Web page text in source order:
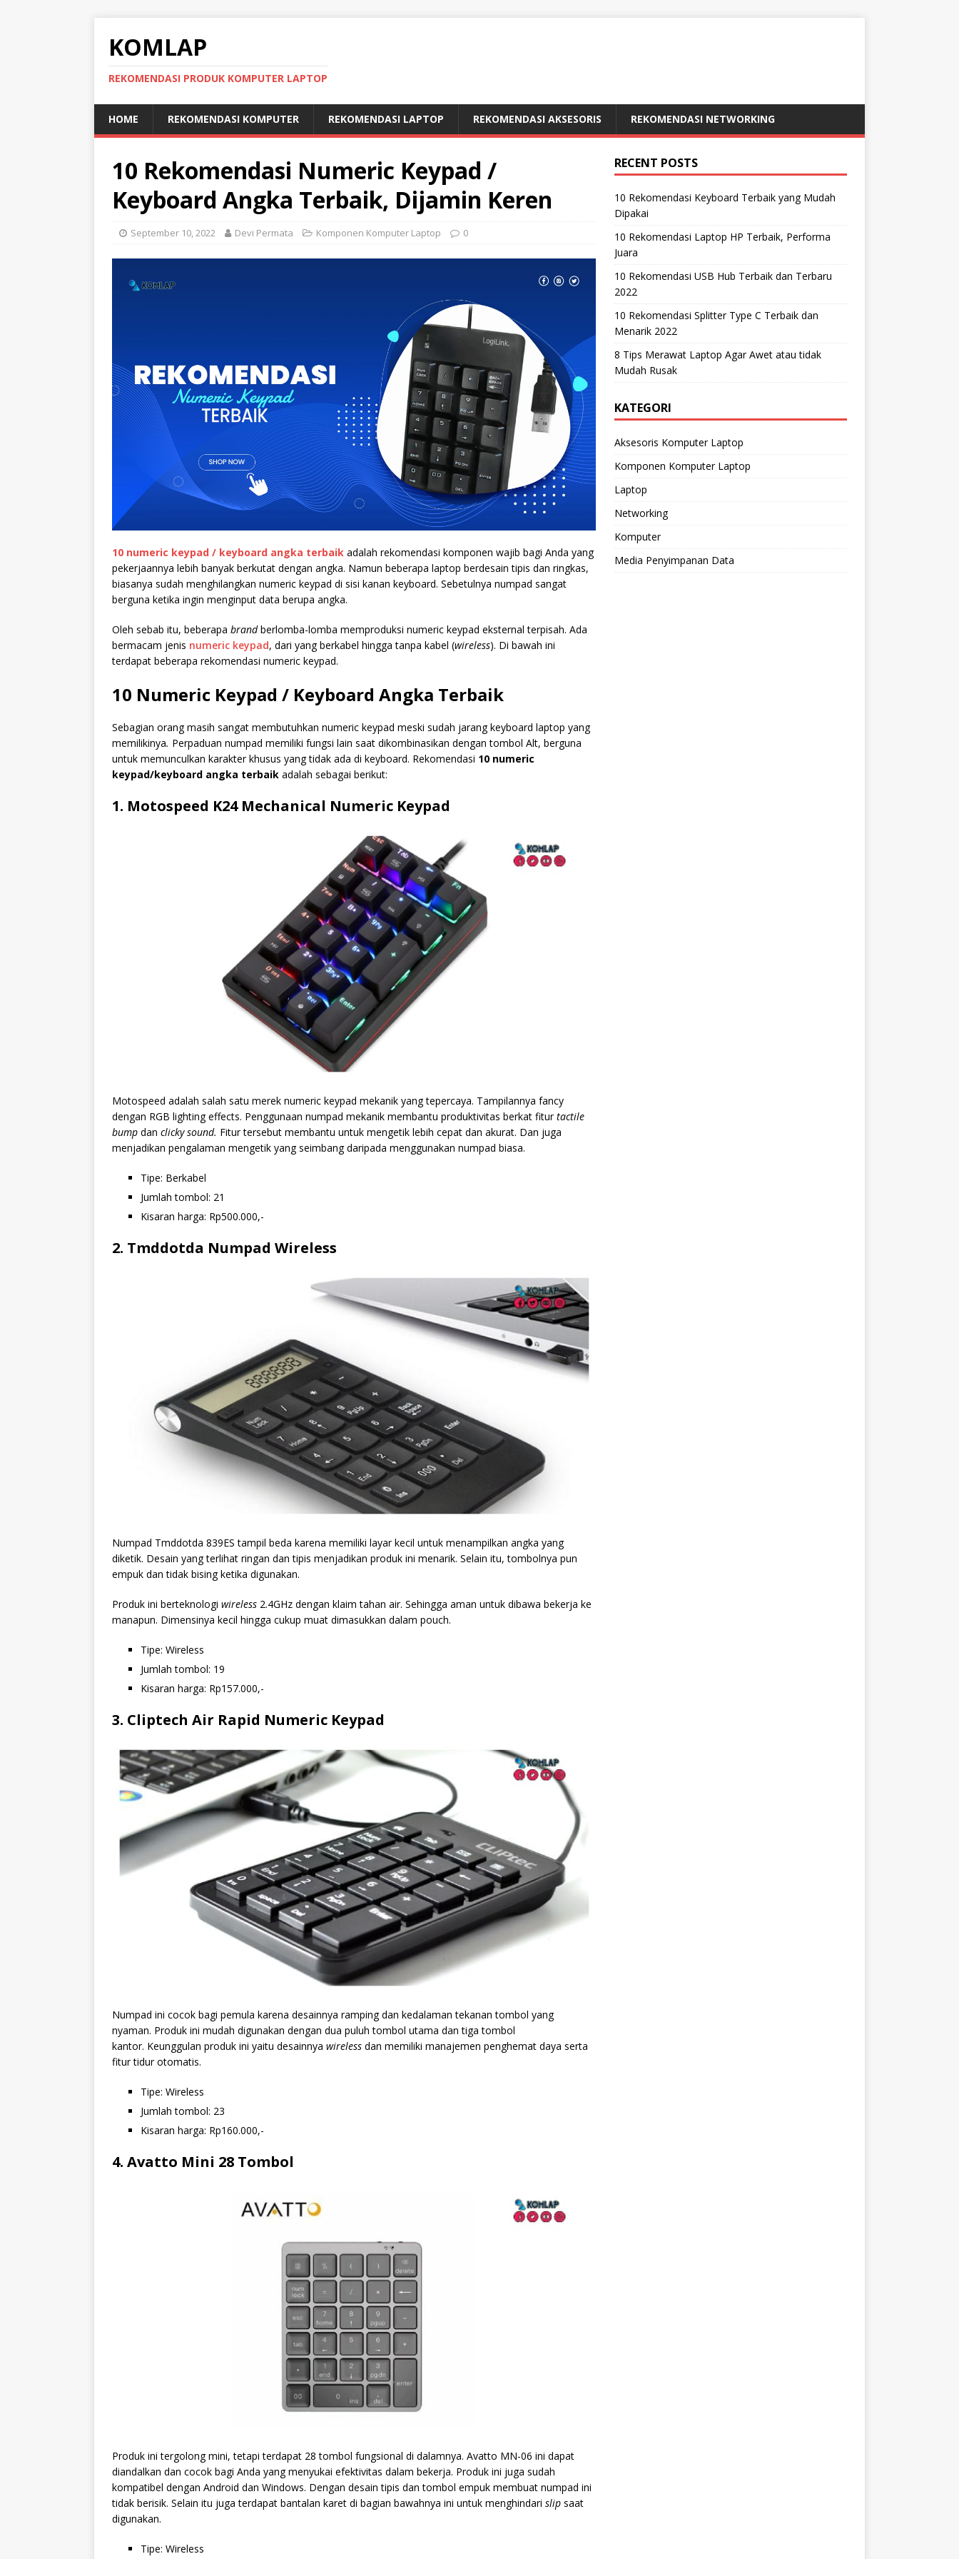
KOMLAP
REKOMENDASI PRODUK KOMPUTER LAPTOP
HOME REKOMENDASI KOMPUTER REKOMENDASI LAPTOP REKOMENDASI AKSESORIS REKOMENDASI NETWORKING
10 Rekomendasi Numeric Keypad /
Keyboard Angka Terbaik, Dijamin Keren
September 10, 2022 Devi Permata Komponen Komputer Laptop 0
10 numeric keypad / keyboard angka terbaik adalah rekomendasi komponen wajib bagi Anda yang
pekerjaannya lebih banyak berkutat dengan angka. Namun beberapa laptop berdesain tipis dan ringkas,
biasanya sudah menghilangkan numeric keypad di sisi kanan keyboard. Sebetulnya numpad sangat
berguna ketika ingin menginput data berupa angka.
Oleh sebab itu, beberapa brandberlomba-lomba memproduksi numeric keypad eksternal terpisah. Ada
bermacam jenis numeric keypad, dari yang berkabel hingga tanpa kabel (wireless). Di bawah ini
terdapat beberapa rekomendasi numeric keypad.
10 Numeric Keypad / Keyboard Angka Terbaik
Sebagian orang masih sangat membutuhkan numeric keypad meski sudah jarang keyboard laptop yang
memilikinya. Perpaduan numpad memiliki fungsi lain saat dikombinasikan dengan tombol Alt, berguna
untuk memunculkan karakter khusus yang tidak ada di keyboard. Rekomendasi 10 numeric
keypad/keyboard angka terbaik adalah sebagai berikut:
1. Motospeed K24 Mechanical Numeric Keypad
Motospeed adalah salah satu merek numeric keypad mekanik yang tepercaya. Tampilannya fancy
dengan RGB lighting effects. Penggunaan numpad mekanik membantu produktivitas berkat fiturtactile
bump dan clicky sound. Fitur tersebut membantu untuk mengetik lebih cepat dan akurat. Dan juga
menjadikan pengalaman mengetik yang seimbang daripada menggunakan numpad biasa.
Tipe: Berkabel
Jumlah tombol: 21
Kisaran harga: Rp500.000,-
2. Tmddotda Numpad Wireless
Numpad Tmddotda 839ES tampil beda karena memiliki layar kecil untuk menampilkan angka yang
diketik. Desain yang terlihat ringan dan tipis menjadikan produk ini menarik. Selain itu, tombolnya pun
empuk dan tidak bising ketika digunakan.
Produk ini berteknologi wireless 2.4GHz dengan klaim tahan air. Sehingga aman untuk dibawa bekerja ke
manapun. Dimensinya kecil hingga cukup muat dimasukkan dalam pouch.
Tipe: Wireless
Jumlah tombol: 19
Kisaran harga: Rp157.000,-
3. Cliptech Air Rapid Numeric Keypad
Numpad ini cocok bagi pemula karena desainnya ramping dan kedalaman tekanan tombol yang
nyaman. Produk ini mudah digunakan dengan dua puluh tombol utama dan tiga tombol
kantor. Keunggulan produk ini yaitu desainnya wireless dan memiliki manajemen penghemat daya serta
fitur tidur otomatis.
Tipe: Wireless
Jumlah tombol: 23
Kisaran harga: Rp160.000,-
4. Avatto Mini 28 Tombol
Produk ini tergolong mini, tetapi terdapat 28 tombol fungsional di dalamnya. Avatto MN-06 ini dapat
diandalkan dan cocok bagi Anda yang menyukai efektivitas dalam bekerja. Produk ini juga sudah
kompatibel dengan Android dan Windows. Dengan desain tipis dan tombol empuk membuat numpad ini
tidak berisik. Selain itu juga terdapat bantalan karet di bagian bawahnya ini untuk menghindari slip saat
digunakan.
Tipe: Wireless
RECENT POSTS
10 Rekomendasi Keyboard Terbaik yang Mudah
Dipakai
10 Rekomendasi Laptop HP Terbaik, Performa
Juara
10 Rekomendasi USB Hub Terbaik dan Terbaru
2022
10 Rekomendasi Splitter Type C Terbaik dan
Menarik 2022
8 Tips Merawat Laptop Agar Awet atau tidak
Mudah Rusak
KATEGORI
Aksesoris Komputer Laptop
Komponen Komputer Laptop
Laptop
Networking
Komputer
Media Penyimpanan Data